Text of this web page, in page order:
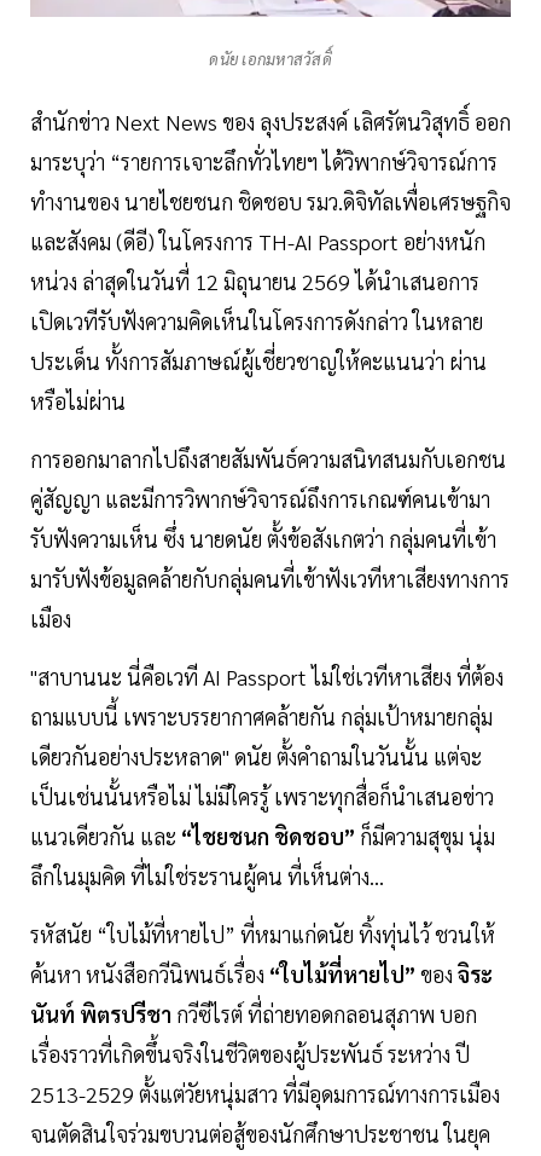
ดนัย เอกมหาสวัสดิ์
สำนักข่าว Next News ของ ลุงประสงค์ เลิศรัตนวิสุทธิ์ ออก
มาระบุว่า “รายการเจาะลึกทั่วไทยฯ ได้วิพากษ์วิจารณ์การ
ทำงานของ นายไชยชนก ชิดชอบ รมว.ดิจิทัลเพื่อเศรษฐกิจ
และสังคม (ดีอี) ในโครงการ TH-AI Passport อย่างหนัก
หน่วง ล่าสุดในวันที่ 12 มิถุนายน 2569 ได้นำเสนอการ
เปิดเวทีรับฟังความคิดเห็นในโครงการดังกล่าว ในหลาย
ประเด็น ทั้งการสัมภาษณ์ผู้เชี่ยวชาญให้คะแนนว่า ผ่าน
หรือไม่ผ่าน
การออกมาลากไปถึงสายสัมพันธ์ความสนิทสนมกับเอกชน
คู่สัญญา และมีการวิพากษ์วิจารณ์ถึงการเกณฑ์คนเข้ามา
รับฟังความเห็น ซึ่ง นายดนัย ตั้งข้อสังเกตว่า กลุ่มคนที่เข้า
มารับฟังข้อมูลคล้ายกับกลุ่มคนที่เข้าฟังเวทีหาเสียงทางการ
เมือง
"สาบานนะ นี่คือเวที AI Passport ไม่ใช่เวทีหาเสียง ที่ต้อง
ถามแบบนี้ เพราะบรรยากาศคล้ายกัน กลุ่มเป้าหมายกลุ่ม
เดียวกันอย่างประหลาด" ดนัย ตั้งคำถามในวันนั้น แต่จะ
เป็นเช่นนั้นหรือไม่ ไม่มีใครรู้ เพราะทุกสื่อก็นำเสนอข่าว
แนวเดียวกัน และ “ไชยชนก ชิดชอบ” ก็มีความสุขุม นุ่ม
ลึกในมุมคิด ที่ไม่ใช่ระรานผู้คน ที่เห็นต่าง...
รหัสนัย “ใบไม้ที่หายไป” ที่หมาแก่ดนัย ทิ้งทุ่นไว้ ชวนให้
ค้นหา หนังสือกวีนิพนธ์เรื่อง “ใบไม้ที่หายไป” ของ จิระ
นันท์ พิตรปรีชา กวีซีไรต์ ที่ถ่ายทอดกลอนสุภาพ บอก
เรื่องราวที่เกิดขึ้นจริงในชีวิตของผู้ประพันธ์ ระหว่าง ปี
2513-2529 ตั้งแต่วัยหนุ่มสาว ที่มีอุดมการณ์ทางการเมือง
จนตัดสินใจร่วมขบวนต่อสู้ของนักศึกษาประชาชน ในยุค